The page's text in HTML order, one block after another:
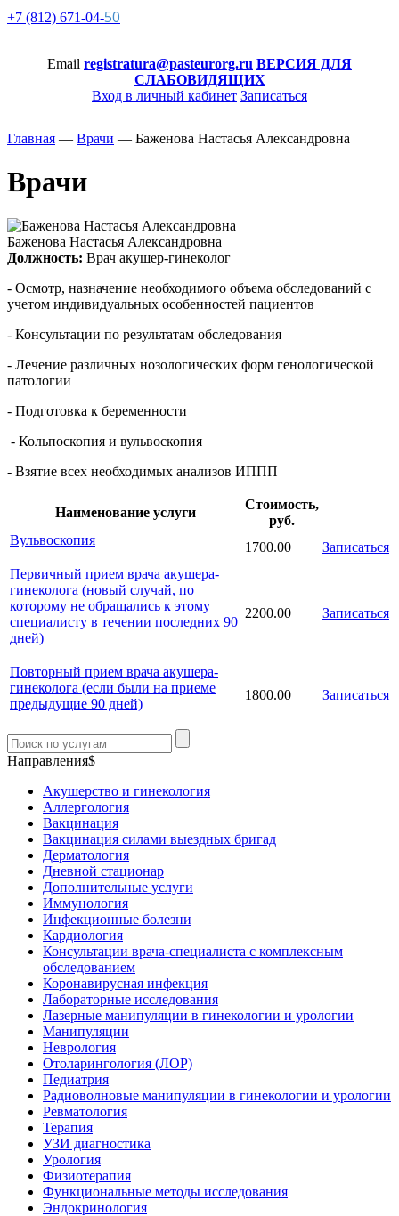
+7 (812) 671-04-50
Email registratura@pasteurorg.ru ВЕРСИЯ ДЛЯ
СЛАБОВИДЯЩИХ
Вход в личный кабинет Записаться
Главная — Врачи — Баженова Настасья Александровна
Врачи
Баженова Настасья Александровна
Должность: Врач акушер-гинеколог
- Осмотр, назначение необходимого объема обследований с
учетом индивидуальных особенностей пациентов
- Консультации по результатам обследования
- Лечение различных нозологических форм генологической
патологии
- Подготовка к беременности
- Кольпоскопия и вульвоскопия
- Взятие всех необходимых анализов ИППП
Наименование услуги
Стоимость,
руб.
Вульвоскопия
1700.00
Записаться
Первичный прием врача акушера-
гинеколога (новый случай, по
которому не обращались к этому
специалисту в течении последних 90
дней)
2200.00 Записаться
Повторный прием врача акушера-
гинеколога (если были на приеме
предыдущие 90 дней)
1800.00 Записаться
Направления$
Акушерство и гинекология
Аллергология
Вакцинация
Вакцинация силами выездных бригад
Дерматология
Дневной стационар
Дополнительные услуги
Иммунология
Инфекционные болезни
Кардиология
Консультации врача-специалиста с комплексным
обследованием
Коронавирусная инфекция
Лабораторные исследования
Лазерные манипуляции в гинекологии и урологии
Манипуляции
Неврология
Отоларингология (ЛОР)
Педиатрия
Радиоволновые манипуляции в гинекологии и урологии
Ревматология
Терапия
УЗИ диагностика
Урология
Физиотерапия
Функциональные методы исследования
Эндокринология